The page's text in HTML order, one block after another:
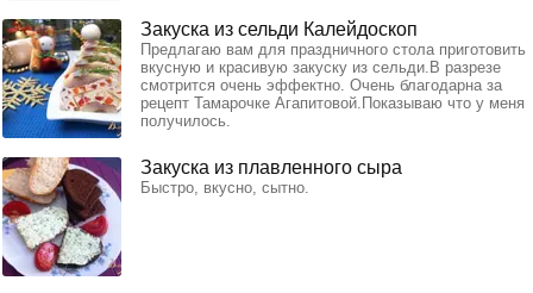
Закуска из сельди Калейдоскоп
Предлагаю вам для праздничного стола приготовить
вкусную и красивую закуску из сельди.В разрезе
смотрится очень эффектно. Очень благодарна за
рецепт Тамарочке Агапитовой.Показываю что у меня
получилось.
Закуска из плавленного сыра
Быстро, вкусно, сытно.